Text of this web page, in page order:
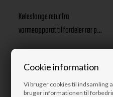
Cookie information
Vi bruger cookies til indsamling
bruger informationen til
Køleslange retur fra
varmeapparat til fordeler rør på
80,94 DKK